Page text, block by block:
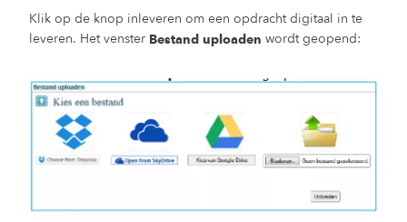
Klik op de knop inleveren om een opdracht digitaal in te
leveren. Het venster Bestand uploaden wordt geopend: